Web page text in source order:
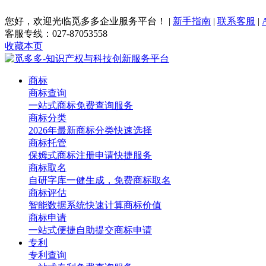
您好，欢迎光临觅多多企业服务平台！ | 新手指南 | 联系客服 |
客服专线：027-87053558
收藏本页
商标
商标查询
一站式商标免费查询服务
商标分类
2026年最新商标分类快速选择
商标托管
保姆式商标注册申请快捷服务
商标取名
自研字库一健生成，免费商标取名
商标评估
智能数据系统快速计算商标价值
商标申请
一站式便捷自助提交商标申请
专利
专利查询